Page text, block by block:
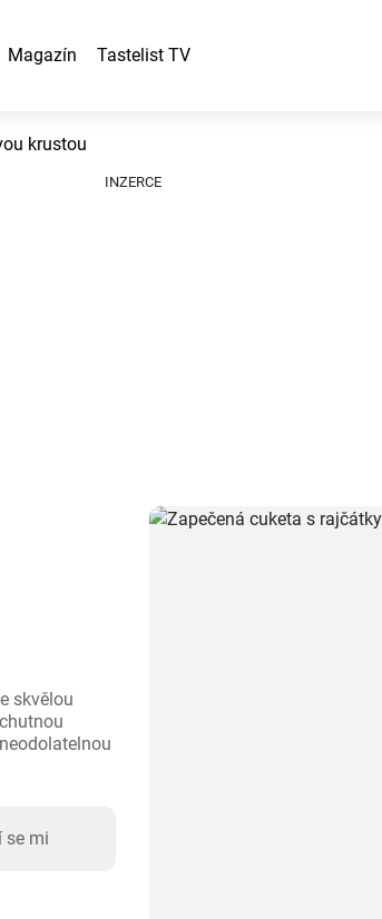
Magazín Tastelist TV
krustou
INZERCE
skvělou
se mi